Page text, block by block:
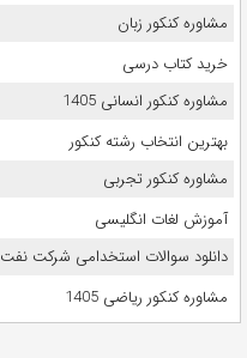
مشاوره کنکور زبان
خرید کتاب درسی
مشاوره کنکور انسانی 1405
بهترین انتخاب رشته کنکور
مشاوره کنکور تجربی
آموزش لغات انگلیسی
دانلود سوالات استخدامی شرکت نفت
مشاوره کنکور ریاضی 1405